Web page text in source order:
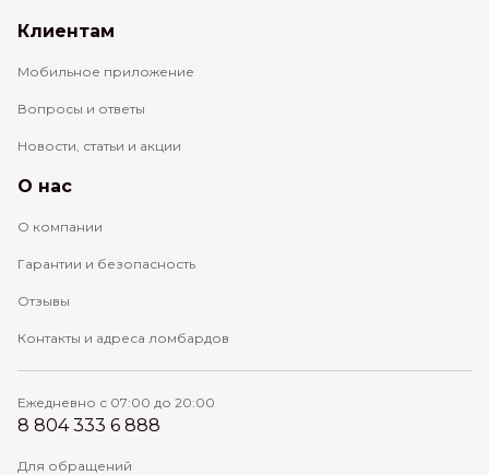
Клиентам
Мобильное приложение
Вопросы и ответы
Новости, статьи и акции
О нас
О компании
Гарантии и безопасность
Отзывы
Контакты и адреса ломбардов
Ежедневно с 07:00 до 20:00
8 804 333 6 888
Для обращений